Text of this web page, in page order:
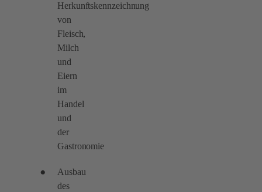
Herkunftskennzeichnung
von
Fleisch,
Milch
und
Eiern
im
Handel
und
der
Gastronomie
Ausbau
des